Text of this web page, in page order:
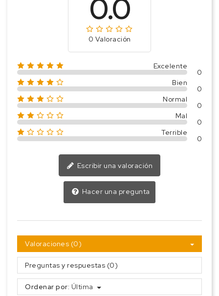
0.0
0 Valoración
Excelente
0
Bien
0
Normal
0
Mal
0
Terrible
0
Escribir una valoración
Hacer una pregunta
Valoraciones (0)
Preguntas y respuestas (0)
Ordenar por: Última